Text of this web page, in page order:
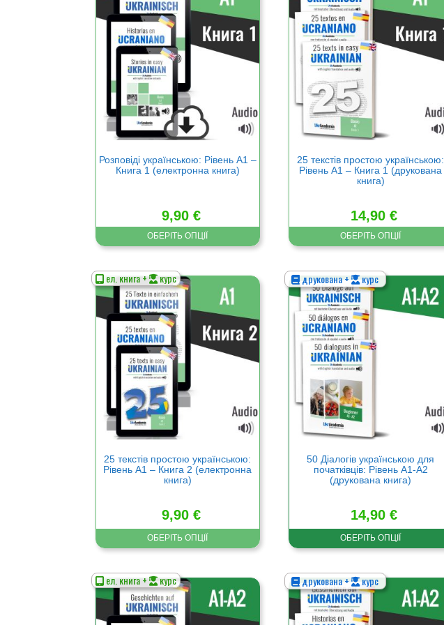
Розповіді українською: Рівень А1 –
Книга 1 (електронна книга)
9,90 €
ОБЕРІТЬ ОПЦІЇ
кілька
варіантів.
Параметри
вибрати
сторінці
товару
25 текстів простою українською:
Рівень А1 – Книга 1 (друкована
книга)
14,90€
ОБЕРІТЬ ОПЦІЇ
має
кілька
варіантів.
Параметри
можна
вибрати
сторінці
товару
ел. книга + курс
25 текстів простою українською:
Рівень А1 – Книга 2 (електронна
книга)
9,90 €
ОБЕРІТЬ ОПЦІЇ
Цей
товар
кілька
варіантів.
Параметри
можна
сторінці
товару
друкована + курс
50 Діалогів українською для
початківців: Рівень А1-А2
(друкована книга)
14,90€
ОБЕРІТЬ ОПЦІЇ
Цей
товар
має
кілька
варіантів.
Параметри
можна
вибрати
сторінці
товару
ел. книга + курс
Цей
товар
друкована + курс
Цей
товар
має